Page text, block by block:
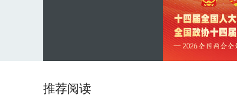
推荐阅读